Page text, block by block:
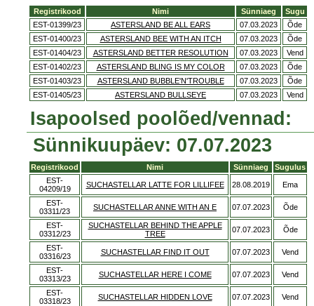
Registrikood Nimi Sünniaeg
Sugu
EST-01399/23
ASTERSLAND BE ALL EARS 07.03.2023
Õde
EST-01400/23
ASTERSLAND BEE WITH AN ITCH 07.03.2023
Õde
EST-01404/23
ASTERSLAND BETTER RESOLUTION 07.03.2023
Vend
EST-01402/23
ASTERSLAND BLING IS MY COLOR 07.03.2023
Õde
EST-01403/23
ASTERSLAND BUBBLE'N'TROUBLE 07.03.2023
Õde
EST-01405/23
ASTERSLAND BULLSEYE 07.03.2023 Vend
Isapoolsed poolõed/vennad:
Sünnikuupäev: 07.07.2023
Registrikood Nimi Sünniaeg
Sugulus
EST-
04209/19
SUCHASTELLAR LATTE FOR LILLIFEE 28.08.2019 Ema
EST-
03311/23
SUCHASTELLAR ANNE WITH AN E 07.07.2023 Õde
EST-
03312/23
SUCHASTELLAR BEHIND THE APPLE
TREE
07.07.2023 Õde
EST-
03316/23
SUCHASTELLAR FIND IT OUT 07.07.2023 Vend
EST-
03313/23
SUCHASTELLAR HERE I COME 07.07.2023 Vend
EST-
03318/23
SUCHASTELLAR HIDDEN LOVE 07.07.2023 Vend